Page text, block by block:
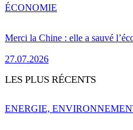
Merci la Chine : elle a sauvé
27.07.2026
ÉCONOMIE
LES PLUS RÉCENTS
ENERGIE,